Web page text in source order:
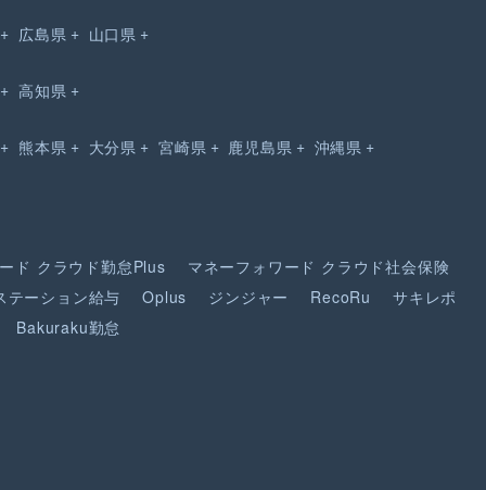
広島県 山口県
高知県
熊本県 大分県 宮崎県 鹿児島県 沖縄県
ド クラウド勤怠Plus マネーフォワード クラウド社会保険
テーション給与
Oplus ジンジャー RecoRu
サキレポ
Bakuraku勤怠